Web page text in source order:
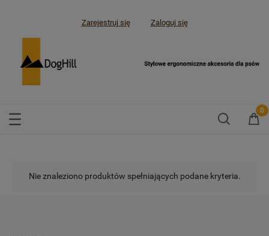
Zarejestruj się Zaloguj się
Nie znaleziono produktów spełniających podane kryteria.